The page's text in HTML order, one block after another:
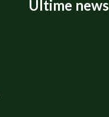
Ultime news